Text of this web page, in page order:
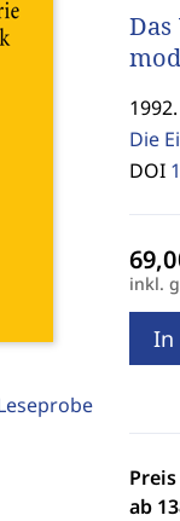
Die
DOI
inkl.
In
ab